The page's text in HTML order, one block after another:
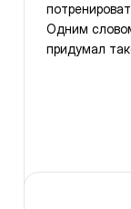
Одним словом
придумал